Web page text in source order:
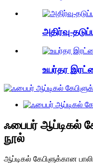
அதிர்வு-
உயர்தர
ஃபைபர் ஆப்டிகல்
நூல்
ஆப்டிகல் கேபிளுக்கான